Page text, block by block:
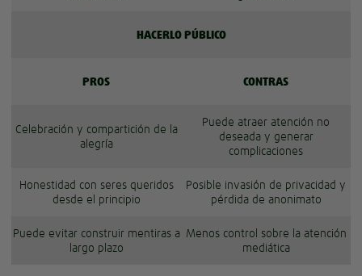
HACERLO PÚBLICO
PROS CONTRAS
Celebración y compartición de la
alegría
Puede atraer atención no
deseada y generar
complicaciones
Honestidad con seres queridos
desde el principio
Posible invasión de privacidad y
pérdida de anonimato
Puede evitar construir mentiras a
largo plazo
Menos control sobre la atención
mediática